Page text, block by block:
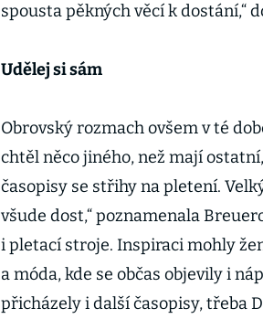
spousta pěkných věcí k dostání,“
Udělej si sám
Obrovský rozmach ovšem v té
chtěl něco jiného, než mají
časopisy se střihy na pletení.
všude dost,“ poznamenala
i pletací stroje. Inspiraci mohly
a móda, kde se občas objevily i
přicházely i další časopisy, třeba